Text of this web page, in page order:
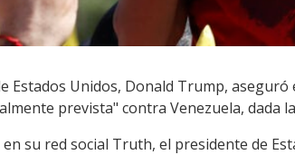
Estados Unidos, Donald Trump,
prevista" contra Venezuela, dada
su red social Truth, el presidente de